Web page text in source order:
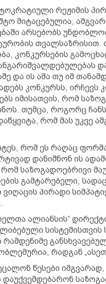
რეჟიმის
მიტაცებულია,
არსებობს
თვალსაზრისით.
კონკურსების
და ის ამა თუ იმ
კონკურსს, ირჩევს
იმისათვის, რომ
თუმცა, როგორც
რომ მას უკვე
რომ ეს რაღაც
დანიშნონ ის
საზოგადოებრივი
გამტარებელი,
ვიღაცის პირადი
ალიანსის“
რადგან
წესები
დაუქვემდებარონ